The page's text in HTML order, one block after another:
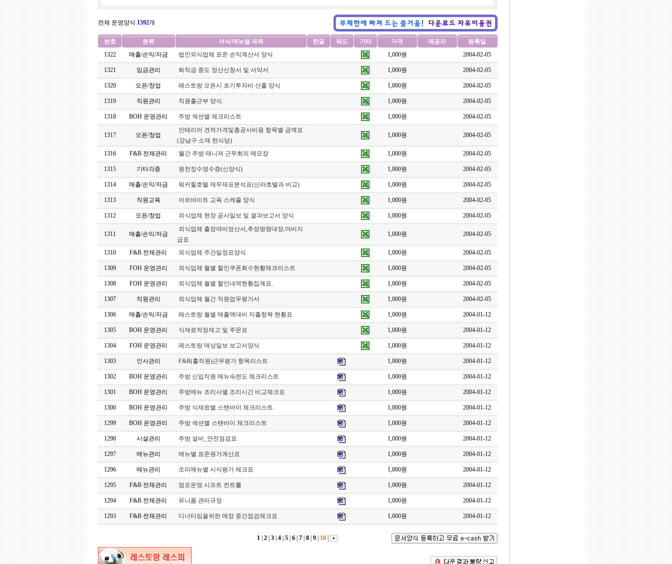
전체 운영양식 1592개
번호 분류 서식/매뉴얼 제목 한글 워드 기타 가격 제공자
등록일
1322
매출/손익/자금 법인외식업체 표준 손익계산서 양식 1,000원 2004-02-05
1321 임금관리 퇴직금 중도 정산신청서 및 서약서 1,000원 2004-02-05
1320 오픈/창업 레스토랑 오픈시 초기투자비 산출 양식 1,000원 2004-02-05
1319 직원관리 직원출근부 양식. 1,000원 2004-02-05
1318 BOH 운영관리 주방 섹션별 체크리스트 1,000원 2004-02-05
1317 오픈/창업
인테리어 견적가격및총공사비용 항목별 금액표
(강남구 소재 한식당)
1,000원 2004-02-05
1316 F&B 전체관리 월간 주방 매니져 근무회의 메모장 1,000원 2004-02-05
1315 기타각종 원천징수영수증(신양식) 1,000원 2004-02-05
1314 매출/손익/자금 워커힐호텔 재무재표분석표(신라호텔과 비교) 1,000원 2004-02-05
1313 직원교육 아르바이트 교육 스케쥴 양식 1,000원 2004-02-05
1312 오픈/창업 외식업체 현장 공사일보 및 결과보고서 양식 1,000원 2004-02-05
1311 매출/손익/자금
외식업체 출장여비정산서,추장명령대장,여비지
급표
1,000원 2004-02-05
1310 F&B 전체관리 외식업체 주간일정표양식 1,000원 2004-02-05
1309 FOH 운영관리 외식업체 월별 할인쿠폰회수현황체크리스트 1,000원 2004-02-05
1308 FOH 운영관리 외식업체 월별 할인내역현황집계표. 1,000원 2004-02-05
1307 직원관리 외식업체 월간 직원업무평가서 1,000원 2004-02-05
1306 매출/손익/자금 레스토랑 월별 매출액대비 지출항목 현황표 1,000원 2004-01-12
1305 BOH 운영관리 식재료적정재고 및 주문표 1,000원 2004-01-12
1304 FOH 운영관리 레스토랑 매상일보 보고서양식 1,000원 2004-01-12
1303 인사관리 F&B(홀직원)근무평가 항목리스트 1,000원 2004-01-12
1302 BOH 운영관리 주방 신입직원 메뉴숙련도 체크리스트 1,000원 2004-01-12
1301 BOH 운영관리 주방메뉴 조리사별 조리시간 비교체크표 1,000원 2004-01-12
1300 BOH 운영관리 주방 식재료별 스탠바이 체크리스트 1,000원 2004-01-12
1299 BOH 운영관리 주방 섹션별 스탠바이 체크리스트 1,000원 2004-01-12
1298 시설관리 주방 설비_안전점검표 1,000원 2004-01-12
1297 메뉴관리 메뉴별 표준원가계산표 1,000원 2004-01-12
1296 메뉴관리 조리메뉴별 시식평가 체크표 1,000원 2004-01-12
1295 F&B 전체관리 점포운영 시프트 컨트롤 1,000원 2004-01-12
1294 F&B 전체관리 유니폼 관리규정 1,000원 2004-01-12
1293 F&B 전체관리 디너타임을위한 매장 중간점검체크표 1,000원 2004-01-12
1 2 3 4 5 6 7 8 9 10